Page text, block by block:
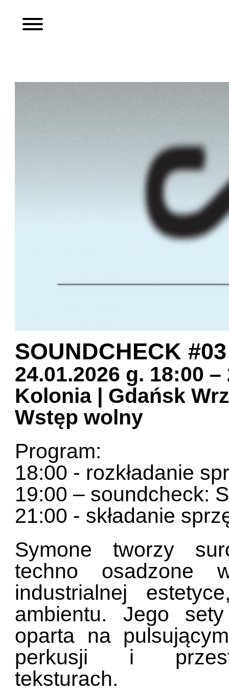
SOUNDCHECK #03
24.01.2026 g. 18:00 –
Kolonia | Gdańsk
Wstęp wolny
Program:
18:00 - rozkładanie
19:00 – soundcheck:
21:00 - składanie
Symone tworzy
techno osadzone
industrialnej
ambientu. Jego
oparta na
perkusji i
teksturach.